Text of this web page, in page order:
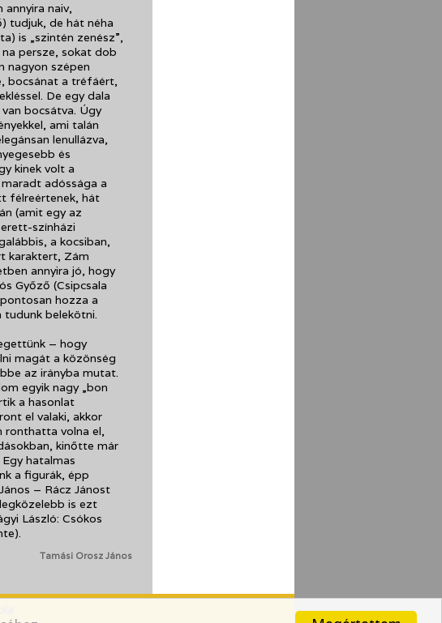
naiv,
tudjuk, de hát néha
is „szintén zenész”,
persze, sokat dob
nagyon szépen
bocsánat a tréfáért,
De egy dala
bocsátva. Úgy
ami talán
lenullázva,
és
kinek volt a
adóssága a
félreértenek, hát
(amit egy az
színházi
a kocsiban,
karaktert, Zám
annyira jó, hogy
Győző (Csipcsala
hozza a
belekötni.
– hogy
magát a közönség
az irányba mutat.
egyik nagy „bon
a hasonlat
el valaki, akkor
ronthatta volna el,
kinőtte már
hatalmas
a figurák, épp
– Rácz Jánost
is ezt
László: Csókos
Tamási Orosz János